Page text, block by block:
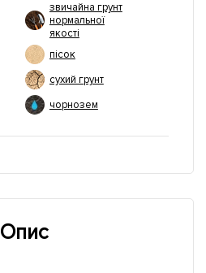
звичайна грунт
нормальної
якості
пісок
сухий грунт
чорнозем
Опис